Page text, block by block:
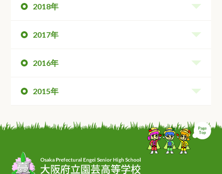
2018年
2017年
2016年
2015年
ペ